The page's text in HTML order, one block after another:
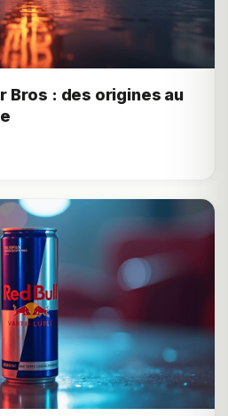
Bros : des origines au